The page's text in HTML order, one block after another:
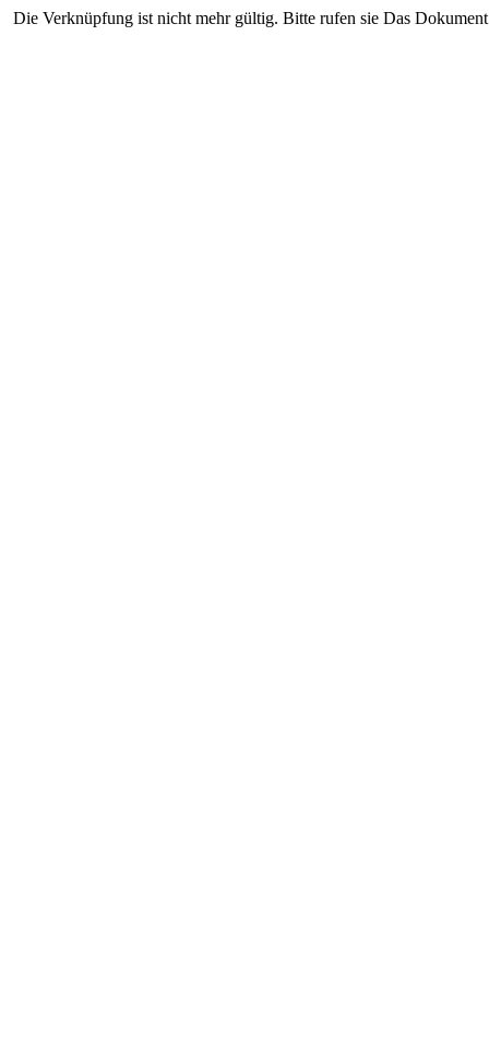
Die Verknüpfung ist nicht mehr gültig. Bitte rufen sie Das Dokument